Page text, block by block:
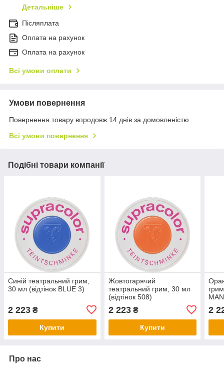
Детальніше
Післяплата
Оплата на рахунок
Оплата на рахунок
Всі умови оплати
Умови повернення
Повернення товару впродовж 14 днів за домовленістю
Всі умови повернення
Подібні товари компанії
Синій театральний грим,
30 мл (відтінок BLUE 3)
2 223 ₴
Купити
Жовтогарячий
театральний грим, 30 мл
(відтінок 508)
2 223₴
Купити
2
Про нас